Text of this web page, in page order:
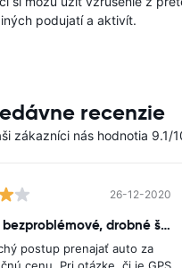
podujatí a aktivít.
recenzie
zákazníci nás hodnotia 9.1/
26-12-2020
Celkovo bezproblémové, drobné škytavka
postup prenajať auto za